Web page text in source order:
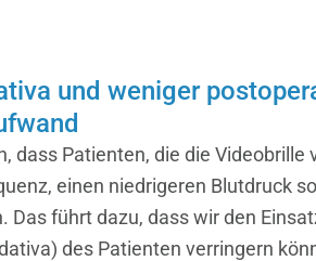
und weniger
dass Patienten, die die Videobrille
einen niedrigeren Blutdruck
Das führt dazu, dass wir den
des Patienten verringern